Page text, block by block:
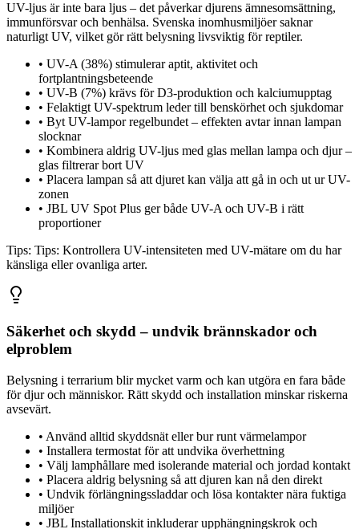
UV-ljus är inte bara ljus – det påverkar djurens ämnesomsättning,
immunförsvar och benhälsa. Svenska inomhusmiljöer saknar
naturligt UV, vilket gör rätt belysning livsviktig för reptiler.
• UV-A (38%) stimulerar aptit, aktivitet och
fortplantningsbeteende
• UV-B (7%) krävs för D3-produktion och kalciumupptag
• Felaktigt UV-spektrum leder till benskörhet och sjukdomar
• Byt UV-lampor regelbundet – effekten avtar innan lampan
slocknar
• Kombinera aldrig UV-ljus med glas mellan lampa och djur –
glas filtrerar bort UV
• Placera lampan så att djuret kan välja att gå in och ut ur UV-
zonen
• JBL UV Spot Plus ger både UV-A och UV-B i rätt
proportioner
Tips: Tips: Kontrollera UV-intensiteten med UV-mätare om du har
känsliga eller ovanliga arter.
Säkerhet och skydd – undvik brännskador och
elproblem
Belysning i terrarium blir mycket varm och kan utgöra en fara både
för djur och människor. Rätt skydd och installation minskar riskerna
avsevärt.
• Använd alltid skyddsnät eller bur runt värmelampor
• Installera termostat för att undvika överhettning
• Välj lamphållare med isolerande material och jordad kontakt
• Placera aldrig belysning så att djuren kan nå den direkt
• Undvik förlängningssladdar och lösa kontakter nära fuktiga
miljöer
• JBL Installationskit inkluderar upphängningskrok och